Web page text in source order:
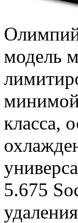
модель
класса,
5.675